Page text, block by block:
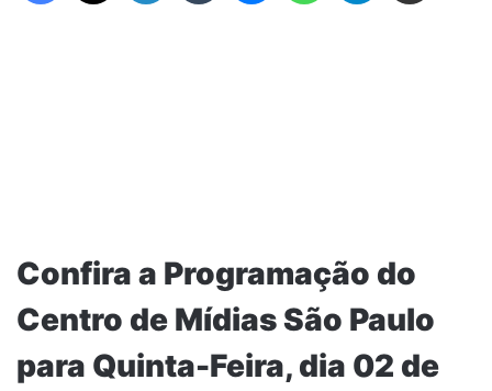
Confira a Programação do
Centro de Mídias São Paulo
para Quinta-Feira, dia 02 de